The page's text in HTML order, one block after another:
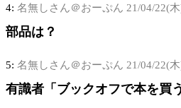
4: 名無しさん＠おーぷん 21/04/22(
部品は？
5: 名無しさん＠おーぷん 21/04/22(
有識者「ブックオフで本を買